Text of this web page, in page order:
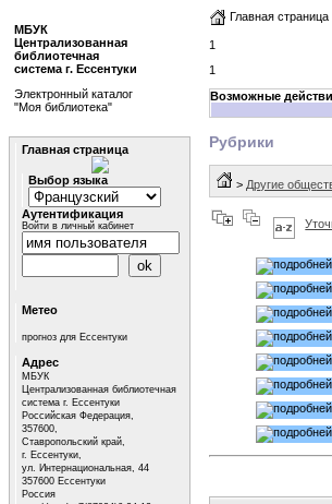
Главная страница
1
1
Возможные
Рубрики
> Другие
МБУК
Централизованная
библиотечная
система г. Ессентуки
Электронный каталог
"Моя библиотека"
Главная страница
Выбор языка
Аутентификация
Войти в личный кабинет
Метео
прогноз для Ессентуки
Адрес
МБУК
Централизованная библиотечная
система г. Ессентуки
Российская Федерация,
357600,
Ставропольский край,
г. Ессентуки,
ул. Интернациональная, 44
357600 Ессентуки
Россия